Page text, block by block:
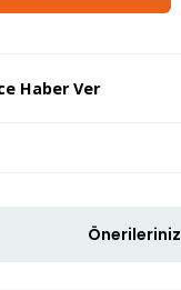
Haber Ver
Önerileriniz